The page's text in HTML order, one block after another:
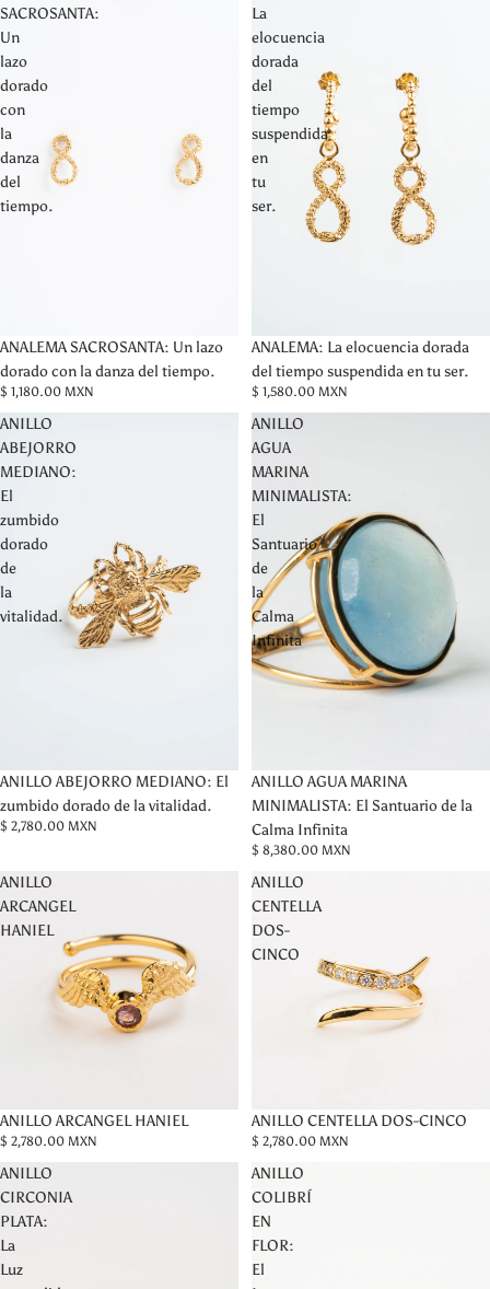
SACROSANTA:
Un
lazo
dorado
con
la
danza
del
tiempo.
ANALEMA SACROSANTA: Un lazo
dorado con la danza del tiempo.
$ 1,180.00 MXN
La
elocuencia
dorada
del
tiempo
suspendida
en
tu
ser.
ANALEMA: La elocuencia dorada
del tiempo suspendida en tu ser.
$ 1,580.00 MXN
ANILLO
ABEJORRO
MEDIANO:
El
zumbido
dorado
de
la
vitalidad.
ANILLO ABEJORRO MEDIANO: El
zumbido dorado de la vitalidad.
$ 2,780.00 MXN
ANILLO
AGUA
MARINA
MINIMALISTA:
El
Santuario
de
la
Calma
Infinita
Agotado
ANILLO AGUA MARINA
MINIMALISTA: El Santuario de la
Calma Infinita
$ 8,380.00 MXN
ANILLO
ARCANGEL
HANIEL
ANILLO ARCANGEL HANIEL
$ 2,780.00 MXN
ANILLO
CENTELLA
DOS-
CINCO
ANILLO CENTELLA DOS-CINCO
$ 2,780.00 MXN
ANILLO
CIRCONIA
PLATA:
La
Luz
ANILLO
COLIBRÍ
EN
FLOR:
El